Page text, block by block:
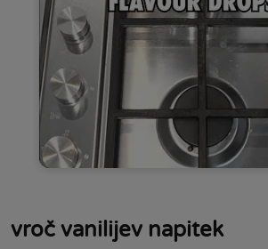
vroč vanilijev napitek